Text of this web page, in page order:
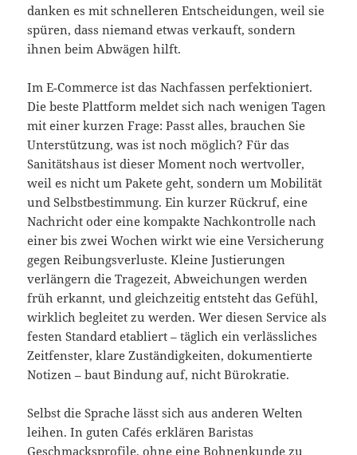
danken es mit schnelleren Entscheidungen, weil sie
spüren, dass niemand etwas verkauft, sondern
ihnen beim Abwägen hilft.
Im E‑Commerce ist das Nachfassen perfektioniert.
Die beste Plattform meldet sich nach wenigen Tagen
mit einer kurzen Frage: Passt alles, brauchen Sie
Unterstützung, was ist noch möglich? Für das
Sanitätshaus ist dieser Moment noch wertvoller,
weil es nicht um Pakete geht, sondern um Mobilität
und Selbstbestimmung. Ein kurzer Rückruf, eine
Nachricht oder eine kompakte Nachkontrolle nach
einer bis zwei Wochen wirkt wie eine Versicherung
gegen Reibungsverluste. Kleine Justierungen
verlängern die Tragezeit, Abweichungen werden
früh erkannt, und gleichzeitig entsteht das Gefühl,
wirklich begleitet zu werden. Wer diesen Service als
festen Standard etabliert – täglich ein verlässliches
Zeitfenster, klare Zuständigkeiten, dokumentierte
Notizen – baut Bindung auf, nicht Bürokratie.
Selbst die Sprache lässt sich aus anderen Welten
leihen. In guten Cafés erklären Baristas
Geschmacksprofile, ohne eine Bohnenkunde zu